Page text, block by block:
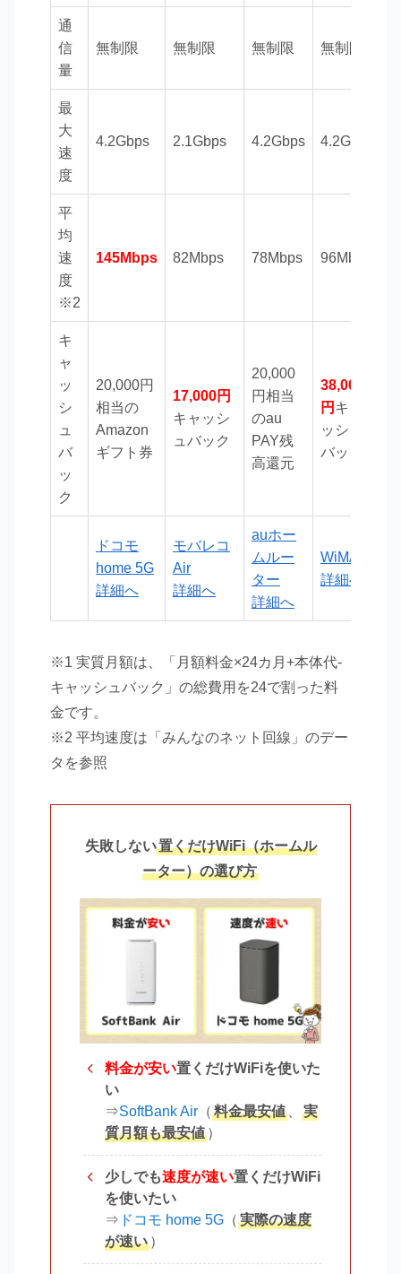
通
信
量
無制限 無制限 無制限 無制限
最
大
速
度
4.2Gbps 2.1Gbps 4.2Gbps 4.2Gbps
平
均
速
度
※2
145Mbps 82Mbps 78Mbps 96Mbps
キ
ャ
ッ
シ
ュ
バ
ッ
ク
20,000円
相当の
Amazon
ギフト券
17,000円
キャッシ
ュバック
20,000
円相当
のau
PAY残
高還元
38,000
円 キャ
ッシュ
バック
ドコモ
home 5G
詳細へ
モバレコ
Air
詳細へ
auホー
ムルー
ター
詳細へ
WiMAX
詳細へ
※1 実質月額は、「月額料金×24カ月+本体代-
キャッシュバック」の総費用を24で割った料
金です。
※2 平均速度は「みんなのネット回線」のデー
タを参照
失敗しない置くだけWiFi（ホームル
ーター）の選び方
料金が安い置くだけWiFiを使いた
い
⇒SoftBank Air （ 料金最安値
実
質月額も最安値 ）
少しでも速度が速い置くだけWiFi
を使いたい
⇒ ドコモ home 5G （ 実際の速度
が速い ）